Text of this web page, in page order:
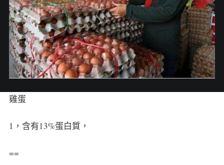
雞蛋
1，含有13%蛋白質，
==